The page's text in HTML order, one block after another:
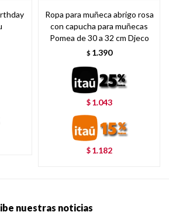
Ropa para muñeca abrigo rosa
con capucha para muñecas
Pomea de 30 a 32 cm Djeco
$ 1.390
$ 1.043
$ 1.182
nuestras noticias